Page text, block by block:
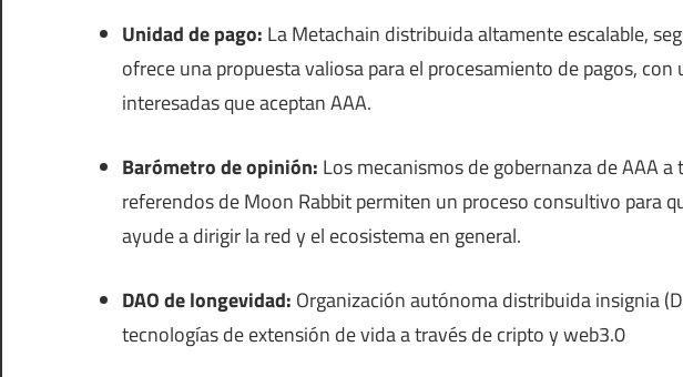
Unidad de pago: La Metachain distribuida altamente escalable,
ofrece una propuesta valiosa para el procesamiento de pagos,
interesadas que aceptan AAA.
Barómetro de opinión: Los mecanismos de gobernanza de AAA
referendos de Moon Rabbit permiten un proceso consultivo para
ayude a dirigir la red y el ecosistema en general.
DAO de longevidad: Organización autónoma distribuida insignia
tecnologías de extensión de vida a través de cripto y web3.0